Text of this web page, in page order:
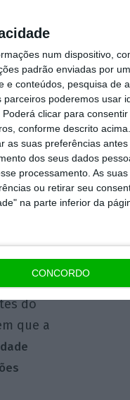
num dispositivo,
padrão enviadas por
e conteúdos, pesquisa de
poderemos usar
clicar para consentir
conforme descrito
as suas preferências
dos seus dados
processamento. As
ou retirar seu
na parte inferior da
CONCORDO
para
de
do
que a